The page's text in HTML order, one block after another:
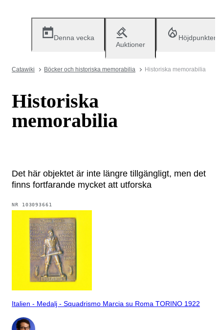
Denna vecka
Auktioner
Höjdpunkter
Catawiki Böcker och historiska memorabilia Historiska memorabilia
Historiska
memorabilia
Det här objektet är inte längre tillgängligt, men det
finns fortfarande mycket att utforska
NR 103093661
Italien - Medalj - Squadrismo Marcia su Roma TORINO 1922